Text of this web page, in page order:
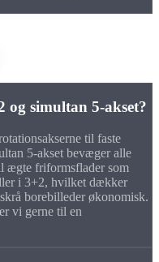
og simultan 5-akset?
til faste
5-akset bevæger alle
ægte friformsflader som
i 3+2, hvilket dækker
borebilleder økonomisk.
vi gerne til en